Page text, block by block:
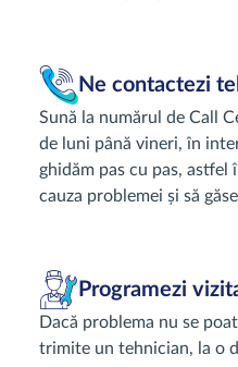
Ne contactezi
Sună la numărul de Call
de luni până vineri, în
ghidăm pas cu pas,
cauza problemei și să
Programezi
Dacă problema nu se
trimite un tehnician, la o